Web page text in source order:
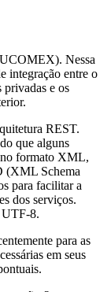
Nessa
integração entre o
privadas e os
REST.
que alguns
no formato XML,
(XML Schema
para facilitar a
dos serviços.
UTF-8.
para as
em seus